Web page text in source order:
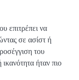
επιτρέπει να
σε ασίστ ή
του
ήταν πιο